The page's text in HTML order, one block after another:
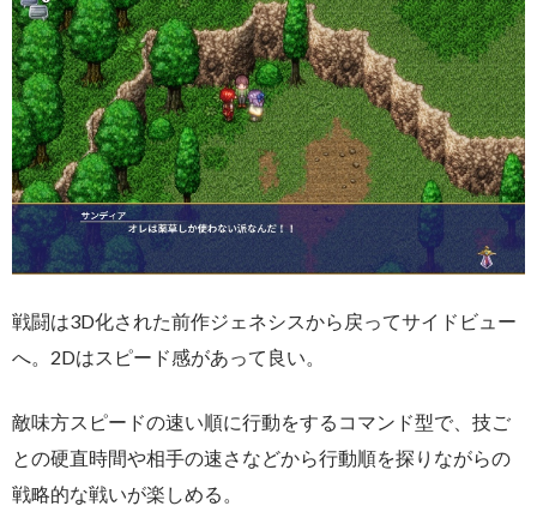
戦闘は3D化された前作ジェネシスから戻ってサイドビュー
へ。2Dはスピード感があって良い。
敵味方スピードの速い順に行動をするコマンド型で、技ご
との硬直時間や相手の速さなどから行動順を探りながらの
戦略的な戦いが楽しめる。